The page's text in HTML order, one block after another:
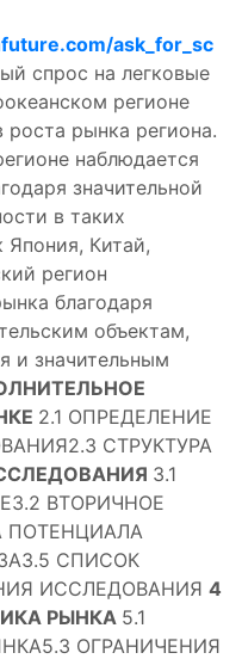
ask_for_sc
спрос на легковые
регионе
рынка региона.
наблюдается
значительной
в таких
Япония, Китай,
регион
благодаря
объектам,
и значительным
2.1 ОПРЕДЕЛЕНИЕ
СТРУКТУРА
3.1
ВТОРИЧНОЕ
ПОТЕНЦИАЛА
СПИСОК
ИССЛЕДОВАНИЯ 4
РЫНКА 5.1
ОГРАНИЧЕНИЯ